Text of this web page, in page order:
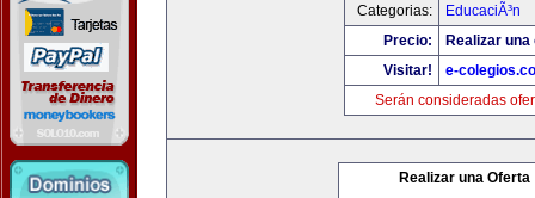
Categorias:
EducaciÃ³n
Precio:
Realizar
Visitar!
e-
Serán consideradas
Realizar una Oferta